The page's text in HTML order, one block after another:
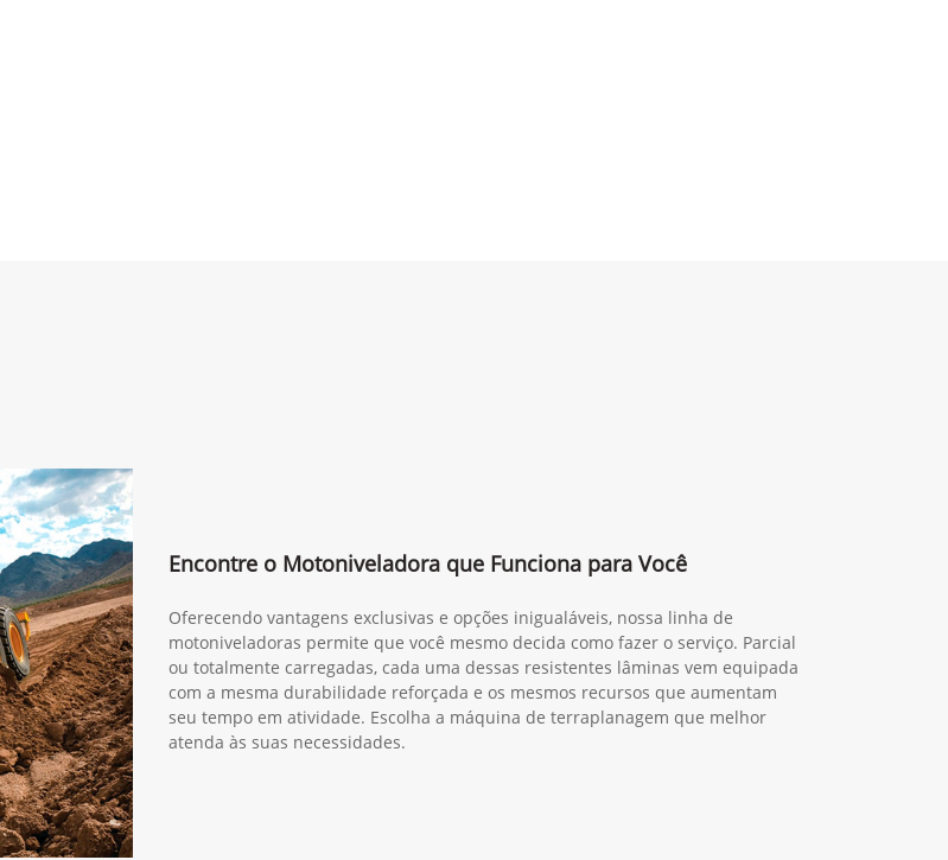
Encontre o Motoniveladora que Funciona para Você
Oferecendo vantagens exclusivas e opções inigualáveis, nossa linha de
motoniveladoras permite que você mesmo decida como fazer o serviço. Parcial
ou totalmente carregadas, cada uma dessas resistentes lâminas vem equipada
com a mesma durabilidade reforçada e os mesmos recursos que aumentam
seu tempo em atividade. Escolha a máquina de terraplanagem que melhor
atenda às suas necessidades.